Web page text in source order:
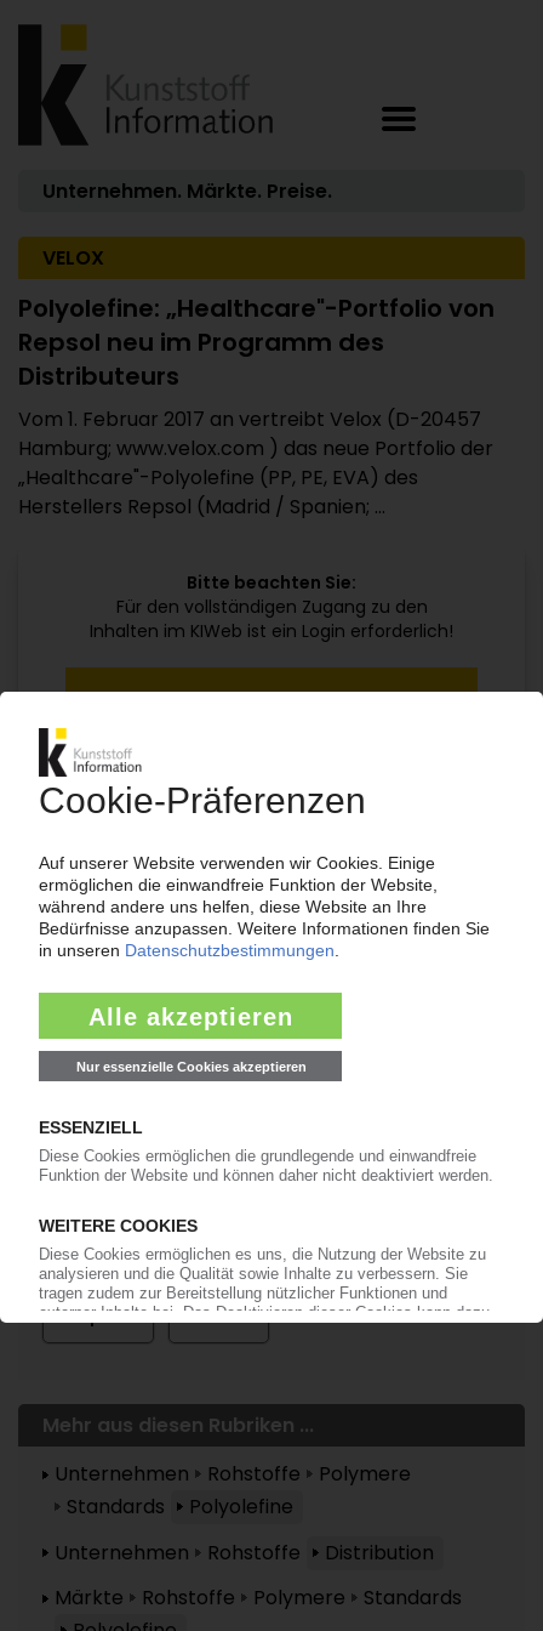
Unternehmen. Märkte. Preise.
VELOX
Polyolefine: „Healthcare"-Portfolio von
Repsol neu im Programm des
Distributeurs
Vom 1. Februar 2017 an vertreibt Velox (D-20457
Hamburg; www.velox.com ) das neue Portfolio der
„Healthcare"-Polyolefine (PP, PE, EVA) des
Herstellers Repsol (Madrid / Spanien; ...
Bitte beachten Sie:
Für den vollständigen Zugang zu den
Inhalten im KIWeb ist ein Login erforderlich!
Ihr KI Zugang
ab99€/Monat
Jetzt kostenlos testen
Bereits KI-Abonnent? Jetzt
anmelden!
Mehr zu ...
Repsol Velox
Mehr aus diesen Rubriken ...
Unternehmen
Rohstoffe
Polymere
Standards
Polyolefine
Unternehmen
Rohstoffe
Distribution
Märkte
Rohstoffe Polymere
Standards